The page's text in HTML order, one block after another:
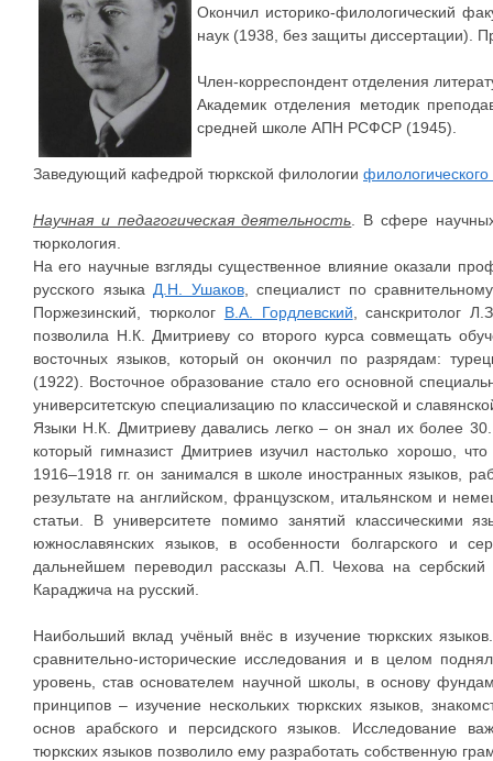
Окончил историко-филологический
наук (1938, без защиты диссертации).
Член-корреспондент отделения
Академик отделения методик
средней школе АПН РСФСР (1945).
Заведующий кафедрой тюркской филологии филологического
Научная и педагогическая деятельность . В сфере
тюркология.
На его научные взгляды существенное влияние оказали
русского языка Д.Н. Ушаков, специалист по
Поржезинский, тюрколог В.А. Гордлевский , санскритолог
позволила Н.К. Дмитриеву со второго курса совмещать
восточных языков, который он окончил по разрядам:
(1922). Восточное образование стало его основной
университетскую специализацию по классической и
Языки Н.К. Дмитриеву давались легко – он знал их более
который гимназист Дмитриев изучил настолько хорошо,
1916–1918 гг. он занимался в школе иностранных языков,
результате на английском, французском, итальянском и
статьи. В университете помимо занятий классическими
южнославянских языков, в особенности болгарского и
дальнейшем переводил рассказы А.П. Чехова на
Караджича на русский.
Наибольший вклад учёный внёс в изучение тюркских
сравнительно-исторические исследования и в целом
уровень, став основателем научной школы, в основу
принципов – изучение нескольких тюркских языков,
основ арабского и персидского языков. Исследование
тюркских языков позволило ему разработать собственную